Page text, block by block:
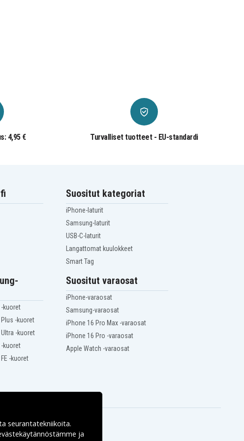
4,95 € Turvalliset tuotteet - EU-standardi
Suositut kategoriat
iPhone-laturit
Samsung-laturit
USB-C-laturit
Langattomat kuulokkeet
Smart Tag
-kuoret
-kuoret
-kuoret
-kuoret
-kuoret
Suositut varaosat
iPhone-varaosat
Samsung-varaosat
iPhone 16 Pro Max -varaosat
iPhone 16 Pro -varaosat
Apple Watch -varaosat
seurantatekniikoita.
ja